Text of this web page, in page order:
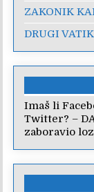
ZAKONIK
DRUGI
Imaš li
Twitter? –
zaboravio